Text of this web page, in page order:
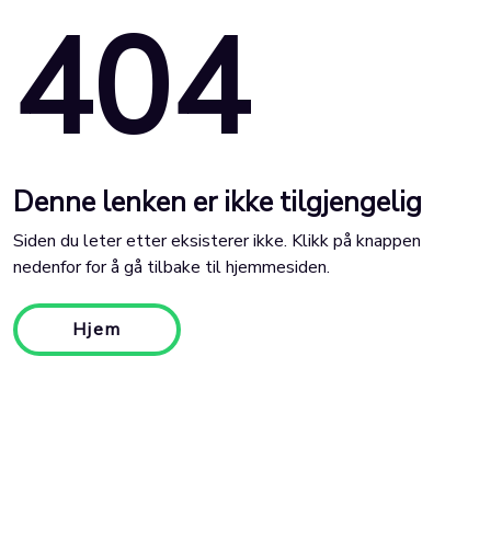
404
Denne lenken er ikke tilgjengelig
Siden du leter etter eksisterer ikke. Klikk på knappen
nedenfor for å gå tilbake til hjemmesiden.
Hjem